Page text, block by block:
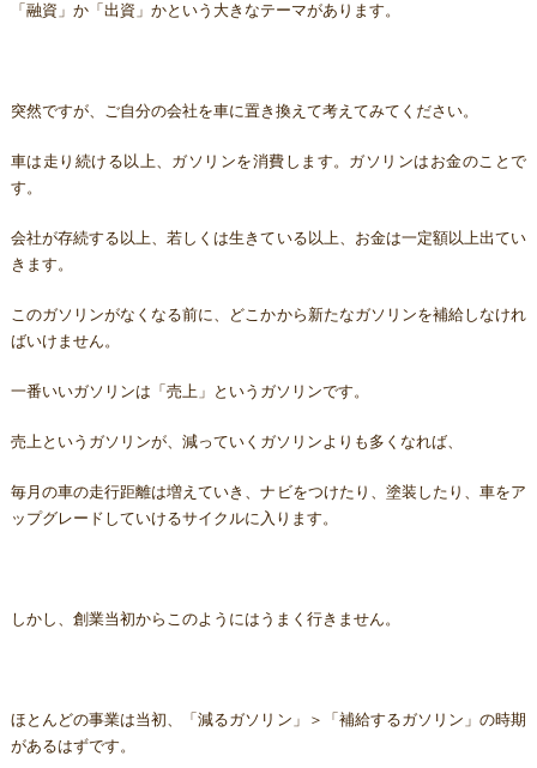
「融資」か「出資」かという大きなテーマがあります。
突然ですが、ご自分の会社を車に置き換えて考えてみてください。
車は走り続ける以上、ガソリンを消費します。ガソリンはお金のことで
す。
会社が存続する以上、若しくは生きている以上、お金は一定額以上出てい
きます。
このガソリンがなくなる前に、どこかから新たなガソリンを補給しなけれ
ばいけません。
一番いいガソリンは「売上」というガソリンです。
売上というガソリンが、減っていくガソリンよりも多くなれば、
毎月の車の走行距離は増えていき、ナビをつけたり、塗装したり、車をア
ップグレードしていけるサイクルに入ります。
しかし、創業当初からこのようにはうまく行きません。
ほとんどの事業は当初、「減るガソリン」＞「補給するガソリン」の時期
があるはずです。